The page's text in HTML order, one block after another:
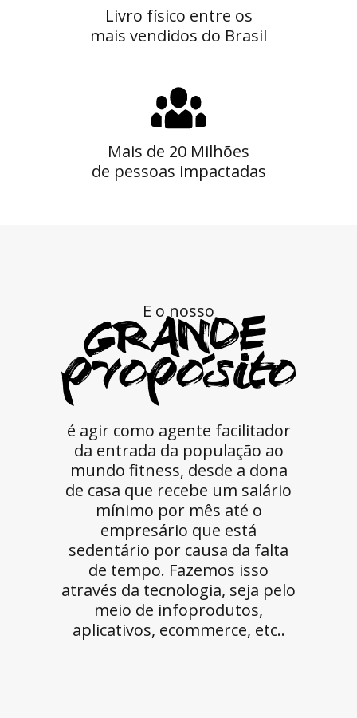
Livro físico entre os
mais vendidos do Brasil
Mais de 20 Milhões
de pessoas impactadas
E o nosso
é agir como agente facilitador
da entrada da população ao
mundo fitness, desde a dona
de casa que recebe um salário
mínimo por mês até o
empresário que está
sedentário por causa da falta
de tempo. Fazemos isso
através da tecnologia, seja pelo
meio de infoprodutos,
aplicativos, ecommerce, etc..